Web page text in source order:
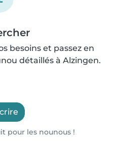
besoins et passez en
détaillés à Alzingen.
pour les nounous !